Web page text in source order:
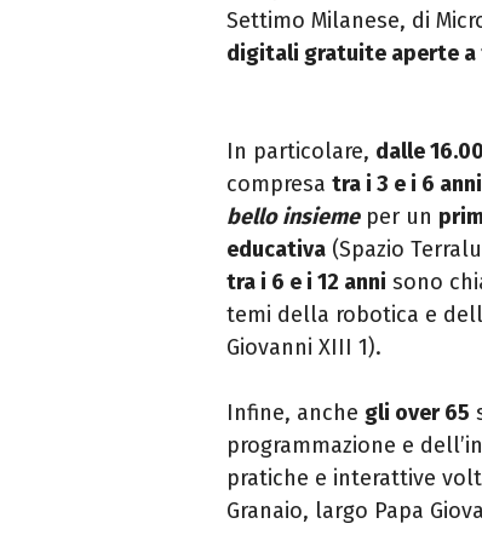
Settimo Milanese, di
digitali gratuite aperte
In particolare, dalle
compresa tra i 3 e i 6 anni
bello insiemeper un
educativa (Spazio
tra i 6 e i 12 anni sono
temi della robotica e
Giovanni XIII 1).
Infine, anche gli over 65
programmazione e
pratiche e interattive
Granaio, largo Papa